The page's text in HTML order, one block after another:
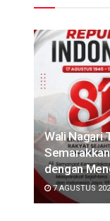
Wali Nagari
dengan
7 AGUSTUS